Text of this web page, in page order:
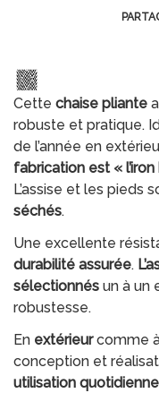
Cette chaise pliante
robuste et pratique.
de l’année en
fabrication est «
L’assise et les pieds
séchés.
Une excellente
durabilité assurée.
sélectionnés un à un
robustesse.
En extérieurcomme
conception et
utilisation quotidienne